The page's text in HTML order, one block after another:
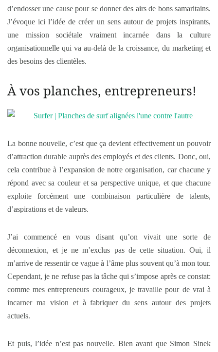
d’endosser une cause pour se donner des airs de bons samaritains.
J’évoque ici l’idée de créer un sens autour de projets inspirants,
une mission sociétale vraiment incarnée dans la culture
organisationnelle qui va au-delà de la croissance, du marketing et
des besoins des clientèles.
À vos planches, entrepreneurs!
La bonne nouvelle, c’est que ça devient effectivement un pouvoir
d’attraction durable auprès des employés et des clients. Donc, oui,
cela contribue à l’expansion de notre organisation, car chacune y
répond avec sa couleur et sa perspective unique, et que chacune
exploite forcément une combinaison particulière de talents,
d’aspirations et de valeurs.
J’ai commencé en vous disant qu’on vivait une sorte de
déconnexion, et je ne m’exclus pas de cette situation. Oui, il
m’arrive de ressentir ce vague à l’âme plus souvent qu’à mon tour.
Cependant, je ne refuse pas la tâche qui s’impose après ce constat:
comme mes entrepreneurs courageux, je travaille pour de vrai à
incarner ma vision et à fabriquer du sens autour des projets
actuels.
Et puis, l’idée n’est pas nouvelle. Bien avant que Simon Sinek